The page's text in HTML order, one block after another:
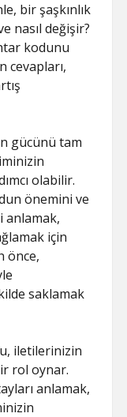
bir şaşkınlık
nasıl değişir?
kodunu
cevapları,
gücünü tam
olabilir.
önemini ve
anlamak,
için
önce,
saklamak
iletilerinizin
rol oynar.
anlamak,